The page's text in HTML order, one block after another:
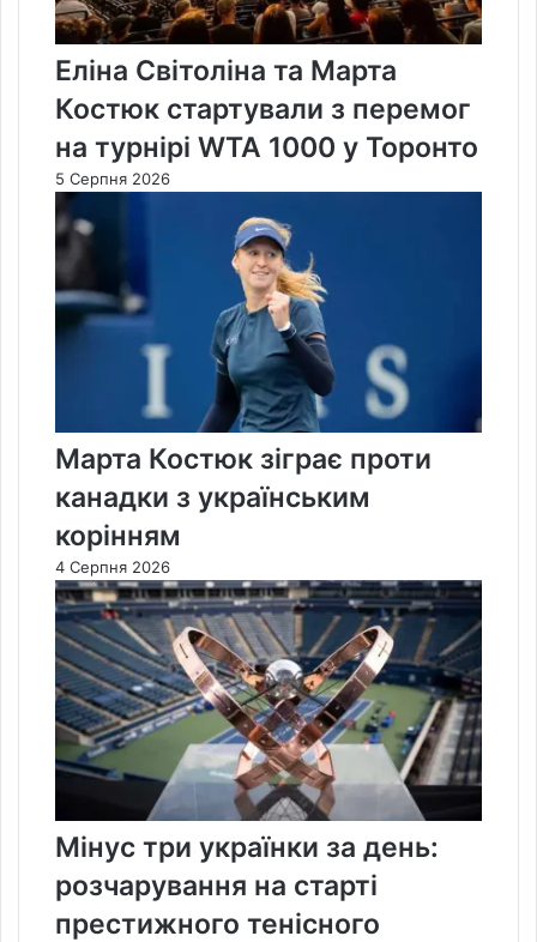
Еліна Світоліна та Марта
Костюк стартували з перемог
на турнірі WTA 1000 у Торонто
5 Серпня 2026
Марта Костюк зіграє проти
канадки з українським
корінням
4 Серпня 2026
Мінус три українки за день:
розчарування на старті
престижного тенісного